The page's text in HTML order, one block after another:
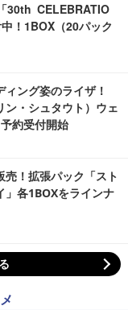
30th CELEBRATIO
！1BOX（20パック
ング姿のライザ！
ン・シュタウト）ウェ
約受付開始
売！拡張パック「スト
」各1BOXをラインナ